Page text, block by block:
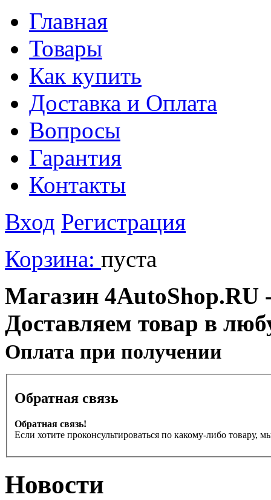
Главная
Товары
Как купить
Доставка и Оплата
Вопросы
Гарантия
Контакты
Вход Регистрация
Корзина: пуста
Магазин 4AutoShop.RU
Доставляем товар в
Оплата при получении
Обратная связь
Обратная связь!
Если хотите проконсультироваться по какому-либо товару,
Новости